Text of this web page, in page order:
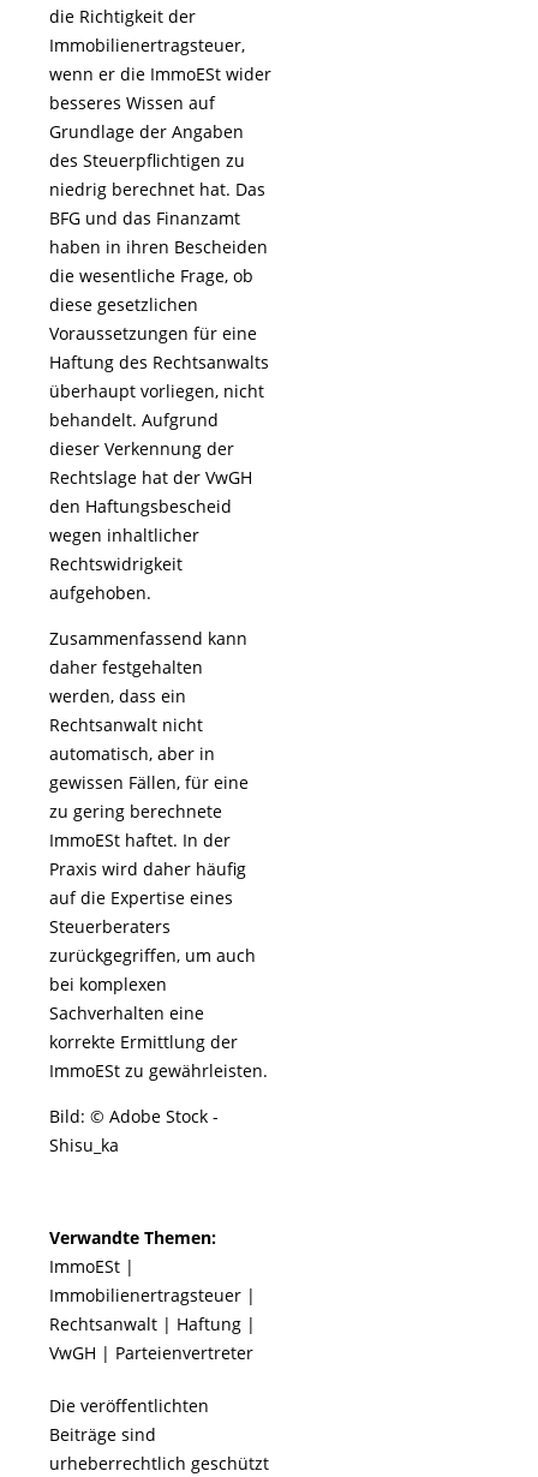
die Richtigkeit der
Immobilienertragsteuer,
wenn er die ImmoESt wider
besseres Wissen auf
Grundlage der Angaben
des Steuerpflichtigen zu
niedrig berechnet hat. Das
BFG und das Finanzamt
haben in ihren Bescheiden
die wesentliche Frage, ob
diese gesetzlichen
Voraussetzungen für eine
Haftung des Rechtsanwalts
überhaupt vorliegen, nicht
behandelt. Aufgrund
dieser Verkennung der
Rechtslage hat der VwGH
den Haftungsbescheid
wegen inhaltlicher
Rechtswidrigkeit
aufgehoben.
Zusammenfassend kann
daher festgehalten
werden, dass ein
Rechtsanwalt nicht
automatisch, aber in
gewissen Fällen, für eine
zu gering berechnete
ImmoESt haftet. In der
Praxis wird daher häufig
auf die Expertise eines
Steuerberaters
zurückgegriffen, um auch
bei komplexen
Sachverhalten eine
korrekte Ermittlung der
ImmoESt zu gewährleisten.
Bild: © Adobe Stock -
Shisu_ka
Verwandte Themen:
ImmoESt |
Immobilienertragsteuer |
Rechtsanwalt | Haftung |
VwGH | Parteienvertreter
Die veröffentlichten
Beiträge sind
urheberrechtlich geschützt